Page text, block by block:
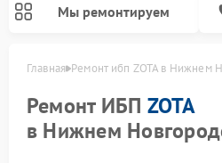
Мы ремонтируем
Главная Ремонт ибп ZOTA в Нижнем
Ремонт ИБП ZOTA
в Нижнем